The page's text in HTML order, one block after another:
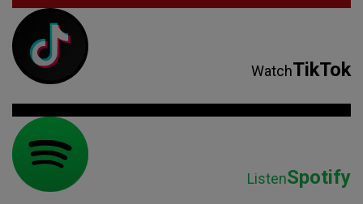
WatchTikTok
ListenSpotify